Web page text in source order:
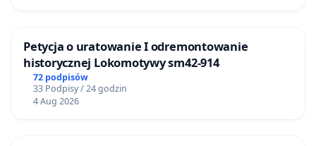
Petycja o uratowanie I odremontowanie
historycznej Lokomotywy sm42-914
72 podpisów
33 Podpisy / 24 godzin
4 Aug 2026